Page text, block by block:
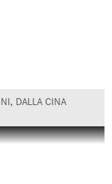
DALLA CINA